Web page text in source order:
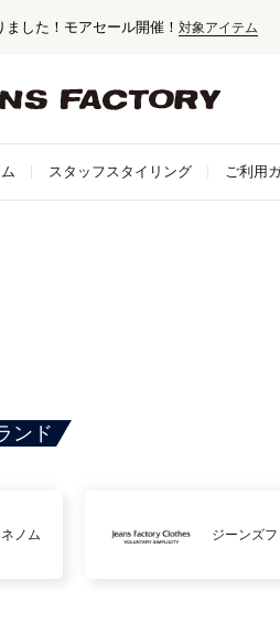
ました！モアセール開催！ 対象アイテム
無料！
ト。さらに詳しく
スタッフスタイリング ご利用
ンド
ネノム ジーンズ